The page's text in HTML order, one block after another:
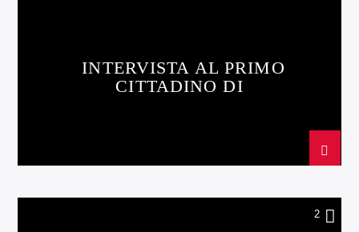
INTERVISTA AL PRIMO
CITTADINO DI
2